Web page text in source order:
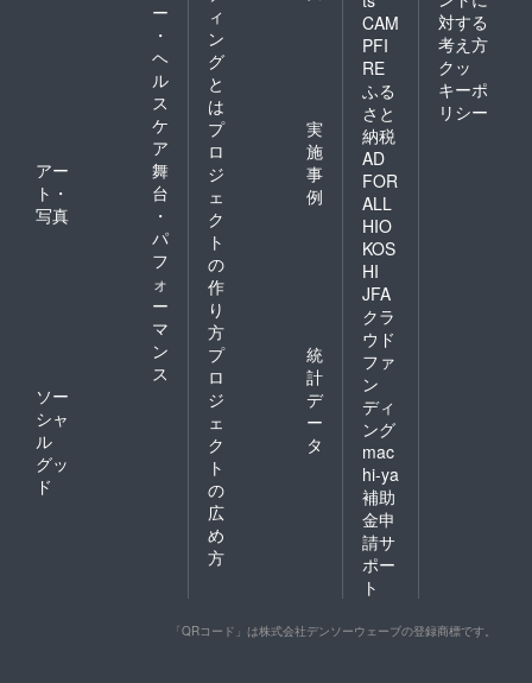
ー
・
ヘ
ル
ス
ケ
ア
アー
ト・
写真
舞
台
・
パ
フ
ォ
ー
マ
ン
ス
ソー
シャ
ル
グッ
ド
ィ
ン
グ
と
は
プ
ロ
ジ
ェ
ク
ト
の
作
り
方
実
施
事
例
プ
ロ
ジ
ェ
ク
ト
の
広
め
方
統
計
デ
ー
タ
CAM
PFI
RE
ふる
さと
納税
AD
FOR
ALL
HIO
KOS
HI
JFA
クラ
ウド
ファ
ン
ディ
ング
mac
hi-ya
補助
金申
請サ
ポー
ト
対する
考え方
クッ
キーポ
リシー
「QRコード」は株式会社デンソーウェーブの登録商標です。